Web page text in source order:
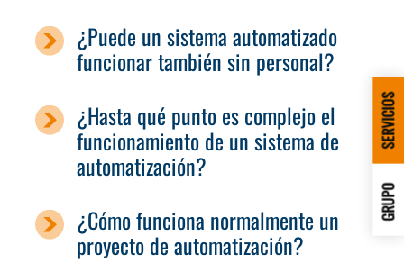
¿Puede un sistema automatizado
funcionar también sin personal?
¿Hasta qué punto es complejo el
funcionamiento de un sistema de
automatización?
¿Cómo funciona normalmente un
proyecto de automatización?
GRUPO
SERVICIOS